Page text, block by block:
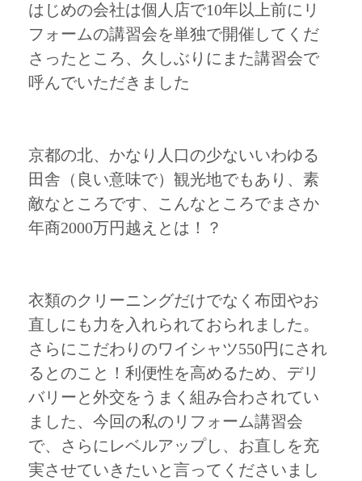
はじめの会社は個人店で10年以上前にリ
フォームの講習会を単独で開催してくだ
さったところ、久しぶりにまた講習会で
呼んでいただきました
京都の北、かなり人口の少ないいわゆる
田舎（良い意味で）観光地でもあり、素
敵なところです、こんなところでまさか
年商2000万円越えとは！？
衣類のクリーニングだけでなく布団やお
直しにも力を入れられておられました。
さらにこだわりのワイシャツ550円にされ
るとのこと！利便性を高めるため、デリ
バリーと外交をうまく組み合わされてい
ました、今回の私のリフォーム講習会
で、さらにレベルアップし、お直しを充
実させていきたいと言ってくださいまし